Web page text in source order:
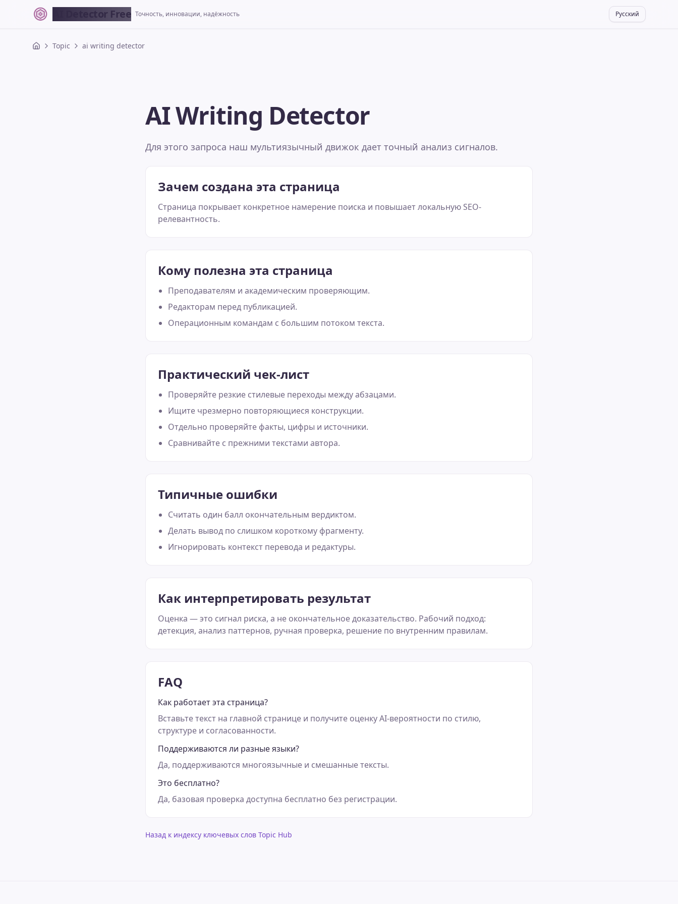
AI Detector Free Точность, инновации, надёжность Русский
Topic ai writing detector
AI Writing Detector
Для этого запроса наш мультиязычный движок дает точный анализ сигналов.
Зачем создана эта страница
Страница покрывает конкретное намерение поиска и повышает локальную SEO-
релевантность.
Кому полезна эта страница
Преподавателям и академическим проверяющим.
Редакторам перед публикацией.
Операционным командам с большим потоком текста.
Практический чек-лист
Проверяйте резкие стилевые переходы между абзацами.
Ищите чрезмерно повторяющиеся конструкции.
Отдельно проверяйте факты, цифры и источники.
Сравнивайте с прежними текстами автора.
Типичные ошибки
Считать один балл окончательным вердиктом.
Делать вывод по слишком короткому фрагменту.
Игнорировать контекст перевода и редактуры.
Как интерпретировать результат
Оценка — это сигнал риска, а не окончательное доказательство. Рабочий подход:
детекция, анализ паттернов, ручная проверка, решение по внутренним правилам.
FAQ
Как работает эта страница?
Вставьте текст на главной странице и получите оценку AI-вероятности по стилю,
структуре и согласованности.
Поддерживаются ли разные языки?
Да, поддерживаются многоязычные и смешанные тексты.
Это бесплатно?
Да, базовая проверка доступна бесплатно без регистрации.
Назад к индексу ключевых слов Topic Hub